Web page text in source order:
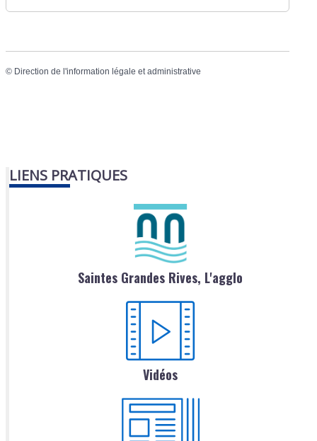
© Direction de l'information légale et administrative
LIENS PRATIQUES
Saintes Grandes Rives, L'agglo
Vidéos